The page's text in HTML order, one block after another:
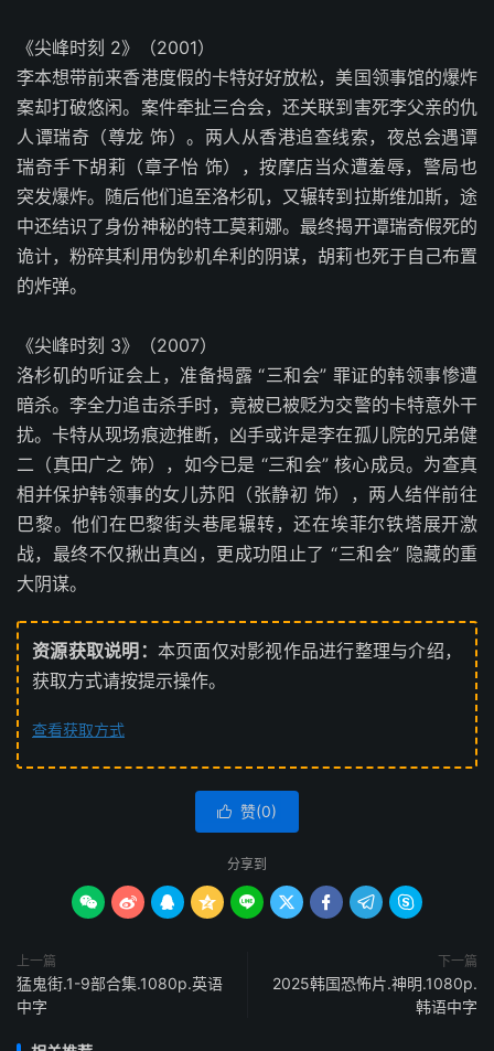
《尖峰时刻 2》（2001）
李本想带前来香港度假的卡特好好放松，美国领事馆的爆炸
案却打破悠闲。案件牵扯三合会，还关联到害死李父亲的仇
人谭瑞奇（尊龙 饰）。两人从香港追查线索，夜总会遇谭
瑞奇手下胡莉（章子怡 饰），按摩店当众遭羞辱，警局也
突发爆炸。随后他们追至洛杉矶，又辗转到拉斯维加斯，途
中还结识了身份神秘的特工莫莉娜。最终揭开谭瑞奇假死的
诡计，粉碎其利用伪钞机牟利的阴谋，胡莉也死于自己布置
的炸弹。
《尖峰时刻 3》（2007）
洛杉矶的听证会上，准备揭露 “三和会” 罪证的韩领事惨遭
暗杀。李全力追击杀手时，竟被已被贬为交警的卡特意外干
扰。卡特从现场痕迹推断，凶手或许是李在孤儿院的兄弟健
二（真田广之 饰），如今已是 “三和会” 核心成员。为查真
相并保护韩领事的女儿苏阳（张静初 饰），两人结伴前往
巴黎。他们在巴黎街头巷尾辗转，还在埃菲尔铁塔展开激
战，最终不仅揪出真凶，更成功阻止了 “三和会” 隐藏的重
大阴谋。
资源获取说明： 本页面仅对影视作品进行整理与介绍，
获取方式请按提示操作。
查看获取方式
 赞(0)
分享到
        
上一篇
猛鬼街.1-9部合集.1080p.英语
中字
下一篇
2025韩国恐怖片.神明.1080p.
韩语中字